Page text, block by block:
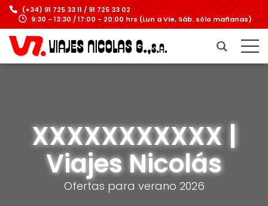
(+34) 91 725 33 11 / 91 725 33 02
9:30 - 13:30 / 17:00 - 20:00 hrs (Lun a Vie, Sáb. sólo mañanas)
XXXXXXXXXXX |
Viajes Nicolás
Ofertas para verano 2026